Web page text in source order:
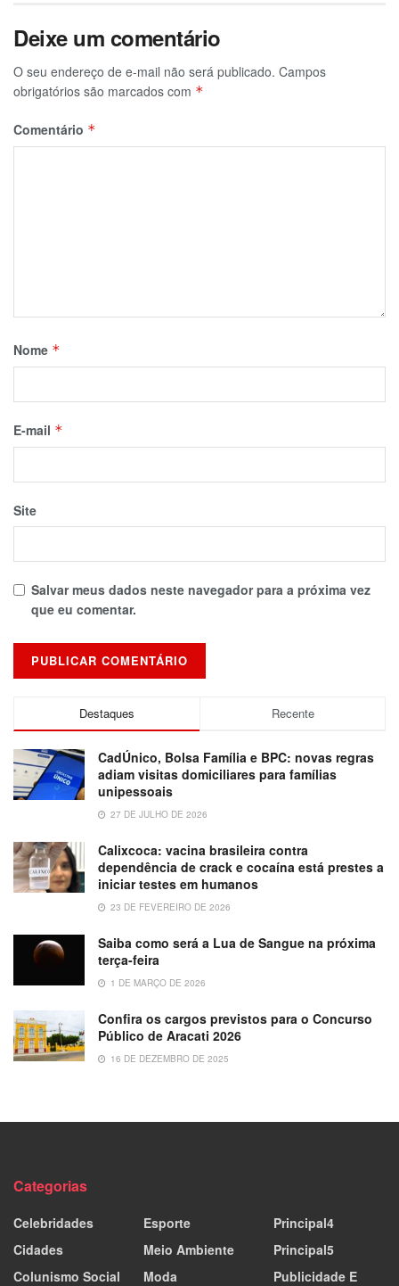
Deixe um comentário
O seu endereço de e-mail não será publicado. Campos
obrigatórios são marcados com *
Comentário *
Nome *
E-mail *
Site
Salvar meus dados neste navegador para a próxima vez
que eu comentar.
Destaques Recente
CadÚnico, Bolsa Família e BPC: novas regras
adiam visitas domiciliares para famílias
unipessoais
27 DE JULHO DE 2026
Calixcoca: vacina brasileira contra
dependência de crack e cocaína está prestes a
iniciar testes em humanos
23 DE FEVEREIRO DE 2026
Saiba como será a Lua de Sangue na próxima
terça-feira
1 DE MARÇO DE 2026
Confira os cargos previstos para o Concurso
Público de Aracati 2026
16 DE DEZEMBRO DE 2025
Categorias
Celebridades
Cidades
Colunismo Social
Esporte
Meio Ambiente
Moda
Principal4
Principal5
Publicidade E